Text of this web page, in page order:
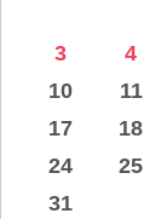
3
4
10
11
17
18
24
25
31